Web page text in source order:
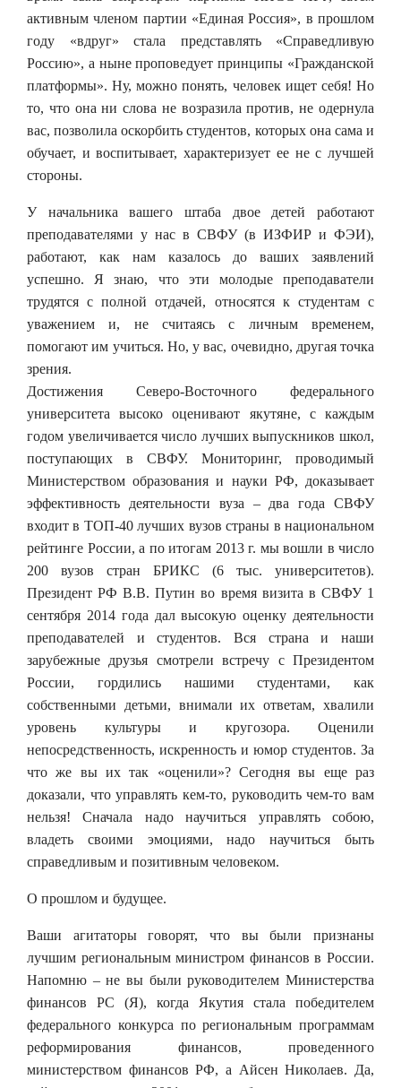
активным членом партии «Единая Россия», в прошлом
году «вдруг» стала представлять «Справедливую
Россию», а ныне проповедует принципы «Гражданской
платформы». Ну, можно понять, человек ищет себя! Но
то, что она ни слова не возразила против, не одернула
вас, позволила оскорбить студентов, которых она сама и
обучает, и воспитывает, характеризует ее не с лучшей
стороны.
У начальника вашего штаба двое детей работают
преподавателями у нас в СВФУ (в ИЗФИР и ФЭИ),
работают, как нам казалось до ваших заявлений
успешно. Я знаю, что эти молодые преподаватели
трудятся с полной отдачей, относятся к студентам с
уважением и, не считаясь с личным временем,
помогают им учиться. Но, у вас, очевидно, другая точка
зрения.
Достижения Северо-Восточного федерального
университета высоко оценивают якутяне, с каждым
годом увеличивается число лучших выпускников школ,
поступающих в СВФУ. Мониторинг, проводимый
Министерством образования и науки РФ, доказывает
эффективность деятельности вуза – два года СВФУ
входит в ТОП-40 лучших вузов страны в национальном
рейтинге России, а по итогам 2013 г. мы вошли в число
200 вузов стран БРИКС (6 тыс. университетов).
Президент РФ В.В. Путин во время визита в СВФУ 1
сентября 2014 года дал высокую оценку деятельности
преподавателей и студентов. Вся страна и наши
зарубежные друзья смотрели встречу с Президентом
России, гордились нашими студентами, как
собственными детьми, внимали их ответам, хвалили
уровень культуры и кругозора. Оценили
непосредственность, искренность и юмор студентов. За
что же вы их так «оценили»? Сегодня вы еще раз
доказали, что управлять кем-то, руководить чем-то вам
нельзя! Сначала надо научиться управлять собою,
владеть своими эмоциями, надо научиться быть
справедливым и позитивным человеком.
О прошлом и будущее.
Ваши агитаторы говорят, что вы были признаны
лучшим региональным министром финансов в России.
Напомню – не вы были руководителем Министерства
финансов РС (Я), когда Якутия стала победителем
федерального конкурса по региональным программам
реформирования финансов, проведенного
министерством финансов РФ, а Айсен Николаев. Да,